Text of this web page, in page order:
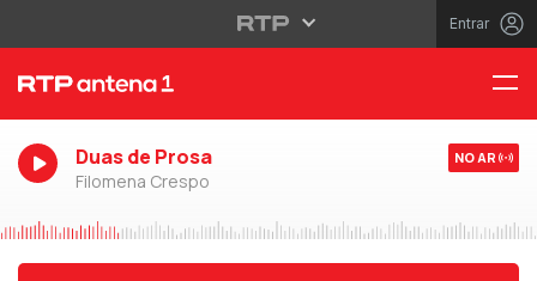
Entrar
Duas de Prosa
Filomena Crespo
NO AR